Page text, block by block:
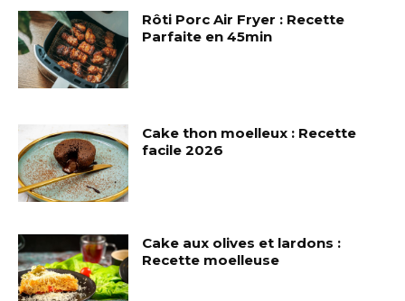
Rôti Porc Air Fryer : Recette
Parfaite en 45min
Cake thon moelleux : Recette
facile 2026
Cake aux olives et lardons :
Recette moelleuse